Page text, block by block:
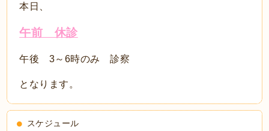
本日、
午前 休診
午後 3～6時のみ 診察
となります。
スケジュール